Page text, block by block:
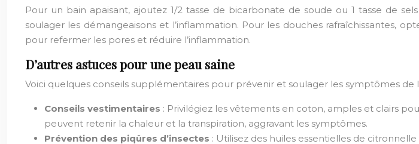
Pour un bain apaisant, ajoutez 1/2 tasse de bicarbonate de soude ou 1 tasse de
soulager les démangeaisons et l’inflammation. Pour les douches rafraîchissantes,
pour refermer les pores et réduire l’inflammation.
D’autres astuces pour une peau saine
Voici quelques conseils supplémentaires pour prévenir et soulager les symptômes de
Conseils vestimentaires : Privilégiez les vêtements en coton, amples et clairs
peuvent retenir la chaleur et la transpiration, aggravant les symptômes.
Prévention des piqûres d’insectes : Utilisez des huiles essentielles de